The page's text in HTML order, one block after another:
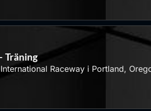
Träning
Raceway i Portland,